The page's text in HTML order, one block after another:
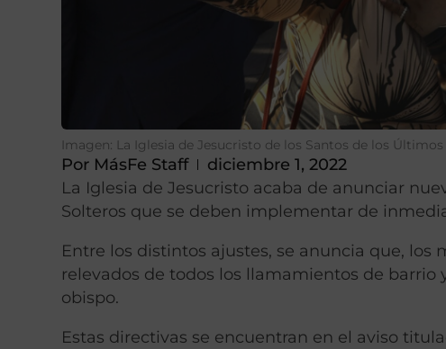
Imagen: La Iglesia de Jesucristo de los Santos de los Últimos
Por MásFe Staff
diciembre 1, 2022
La Iglesia de Jesucristo acaba de anunciar
Solteros que se deben implementar de
Entre los distintos ajustes, se anuncia que, los
relevados de todos los llamamientos de barrio
obispo.
Estas directivas se encuentran en el aviso